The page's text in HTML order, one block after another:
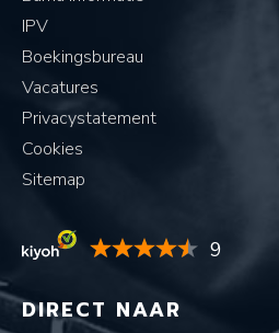
IPV
Boekingsbureau
Vacatures
Privacystatement
Cookies
Sitemap
9
DIRECT NAAR